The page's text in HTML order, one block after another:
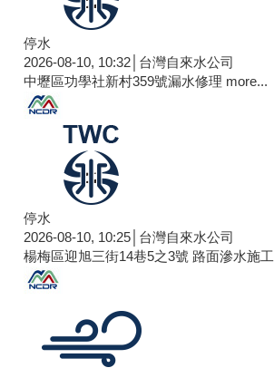
停水
2026-08-10, 10:32│台灣自來水公司
中壢區功學社新村359號漏水修理 more...
停水
2026-08-10, 10:25│台灣自來水公司
楊梅區迎旭三街14巷5之3號 路面滲水施工